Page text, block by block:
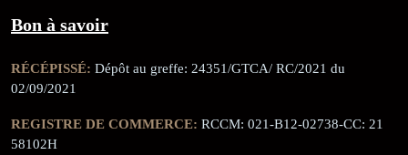
Bon à savoir
RÉCÉPISSÉ: Dépôt au greffe: 24351/GTCA/ RC/2021 du
02/09/2021
REGISTRE DE COMMERCE: RCCM: 021-B12-02738-CC: 21
58102H